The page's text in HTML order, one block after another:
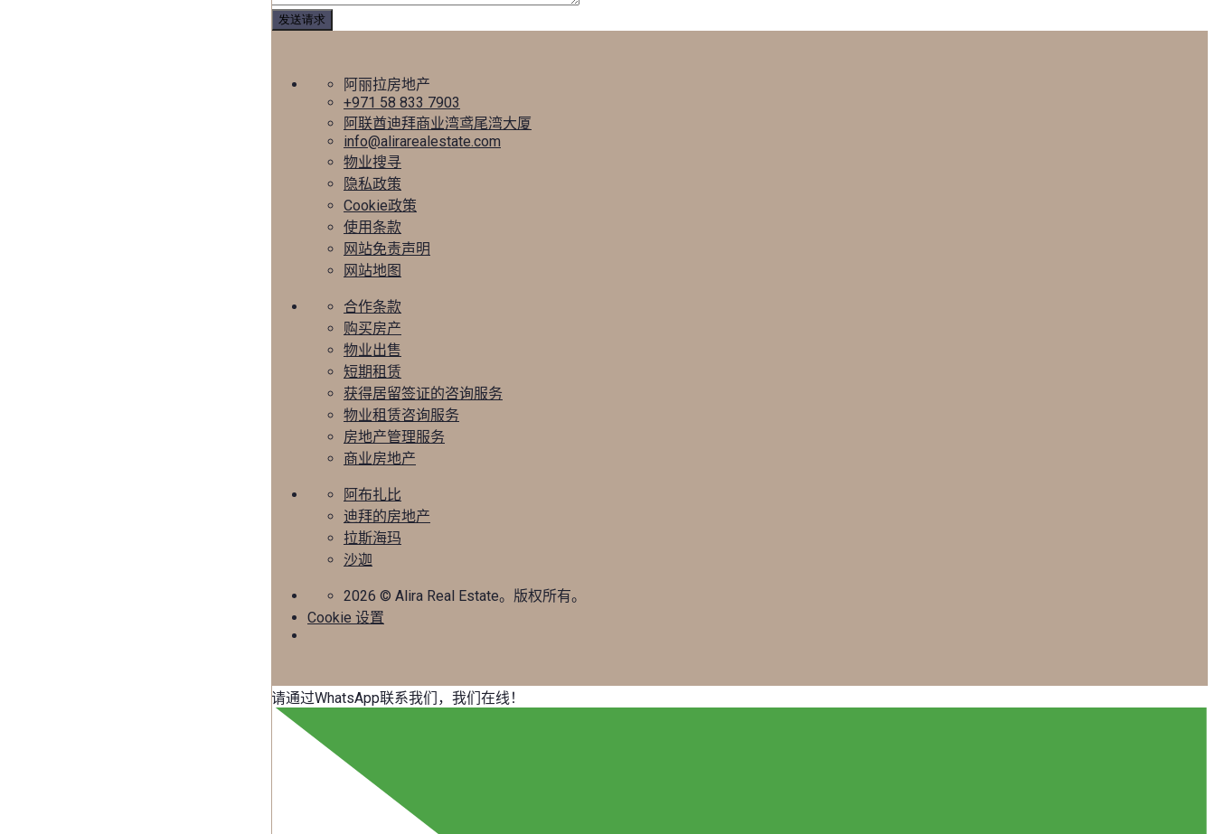
阿丽拉房地产
+971 58 833 7903
阿联酋迪拜商业湾鸢尾湾大厦
info@alirarealestate.com
物业搜寻
隐私政策
Cookie政策
使用条款
网站免责声明
网站地图
合作条款
购买房产
物业出售
短期租赁
获得居留签证的咨询服务
物业租赁咨询服务
房地产管理服务
商业房地产
阿布扎比
迪拜的房地产
拉斯海玛
沙迦
2026 © Alira Real Estate。版权所有。
Cookie 设置
请通过WhatsApp联系我们，我们在线！